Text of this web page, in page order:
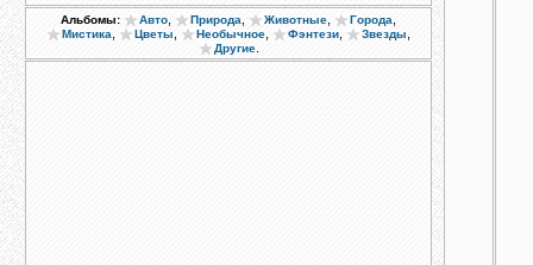
Альбомы: Авто Природа Животные Города
Мистика Цветы Необычное Фэнтези Звезды
Другие.